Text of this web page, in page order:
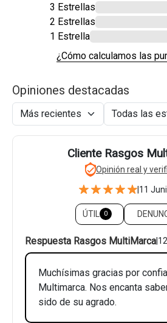
3 Estrellas
2 Estrellas
1 Estrella
¿Cómo calculamos las
Opiniones destacadas
Cliente Rasgos
Opinión real y
| 11
ÚTIL 0
Respuesta Rasgos MultiMarca
Muchísimas gracias por
Multimarca. Nos encanta
sido de su agrado.